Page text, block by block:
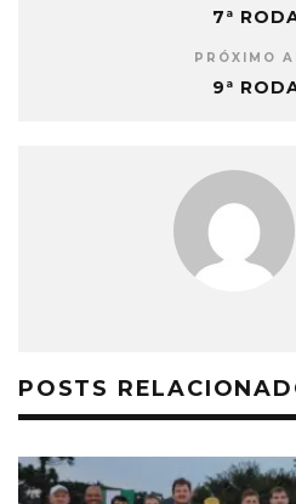
7ª
PRÓXIMO
9ª
POSTS